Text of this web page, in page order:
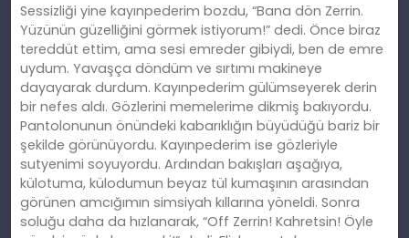
Sessizliği yine kayınpederim bozdu, “Bana dön Zerrin.
Yüzünün güzelliğini görmek istiyorum!” dedi. Önce biraz
tereddüt ettim, ama sesi emreder gibiydi, ben de emre
uydum. Yavaşça döndüm ve sırtımı makineye
dayayarak durdum. Kayınpederim gülümseyerek derin
bir nefes aldı. Gözlerini memelerime dikmiş bakıyordu.
Pantolonunun önündeki kabarıklığın büyüdüğü bariz bir
şekilde görünüyordu. Kayınpederim ise gözleriyle
sutyenimi soyuyordu. Ardından bakışları aşağıya,
külotuma, külodumun beyaz tül kumaşının arasından
görünen amcığımın simsiyah kıllarına yöneldi. Sonra
soluğu daha da hızlanarak, “Off Zerrin! Kahretsin! Öyle